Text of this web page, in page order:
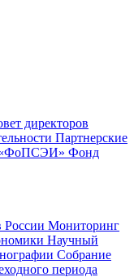
директоров
Партнерские
Фонд
России Мониторинг
Научный
Собрание
периода